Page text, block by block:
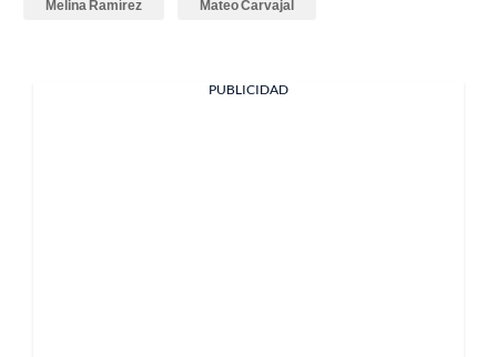
Melina Ramírez Mateo Carvajal
PUBLICIDAD